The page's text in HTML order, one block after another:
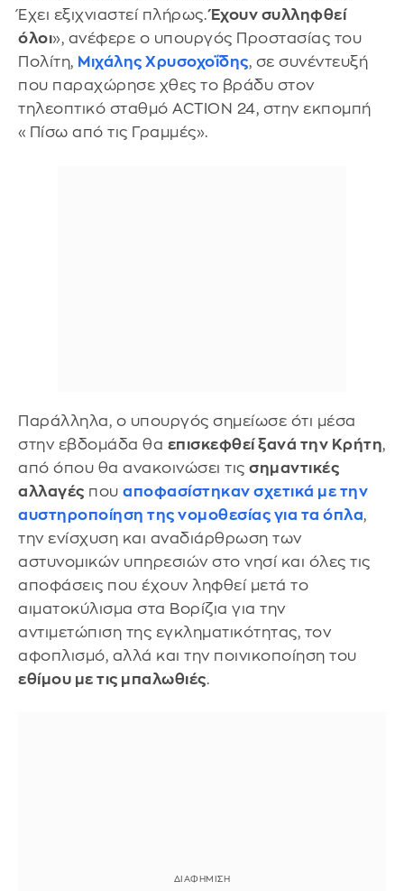
Έχει εξιχνιαστεί πλήρως.Έχουν συλληφθεί
όλοι», ανέφερε ο υπουργός Προστασίας του
Πολίτη, Μιχάλης Χρυσοχοΐδης, σε συνέντευξή
που παραχώρησε χθες το βράδυ στον
τηλεοπτικό σταθμό ACTION 24, στην εκπομπή
«Πίσω από τις Γραμμές».
Παράλληλα, ο υπουργός σημείωσε ότι μέσα
στην εβδομάδα θα επισκεφθεί ξανά την Κρήτη,
από όπου θα ανακοινώσει τις σημαντικές
αλλαγές που αποφασίστηκαν σχετικά με την
αυστηροποίηση της νομοθεσίας για τα όπλα,
την ενίσχυση και αναδιάρθρωση των
αστυνομικών υπηρεσιών στο νησί και όλες τις
αποφάσεις που έχουν ληφθεί μετά το
αιματοκύλισμα στα Βορίζια για την
αντιμετώπιση της εγκληματικότητας, τον
αφοπλισμό, αλλά και την ποινικοποίηση του
εθίμου με τις μπαλωθιές.